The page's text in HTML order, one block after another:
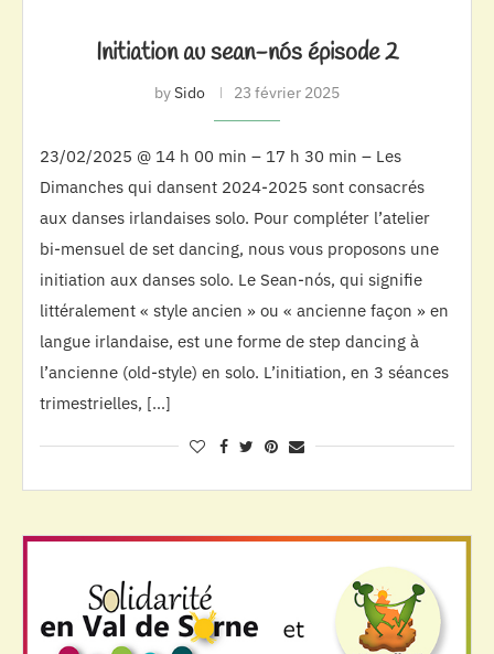
Initiation au sean-nós épisode 2
bySido 23 février 2025
23/02/2025 @ 14 h 00 min – 17 h 30 min – Les
Dimanches qui dansent 2024-2025 sont consacrés
aux danses irlandaises solo. Pour compléter l’atelier
bi-mensuel de set dancing, nous vous proposons une
initiation aux danses solo. Le Sean-nós, qui signifie
littéralement « style ancien » ou « ancienne façon » en
langue irlandaise, est une forme de step dancing à
l’ancienne (old-style) en solo. L’initiation, en 3 séances
trimestrielles, […]